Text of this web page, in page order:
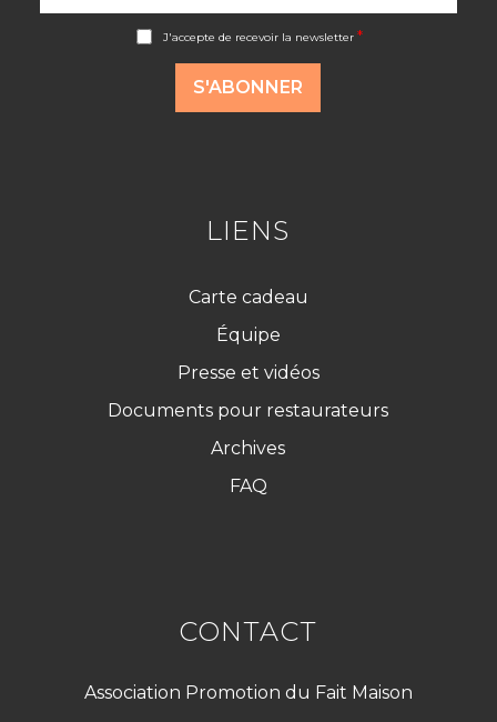
J'accepte de recevoir la newsletter*
S'ABONNER
LIENS
Carte cadeau
Équipe
Presse et vidéos
Documents pour restaurateurs
Archives
FAQ
CONTACT
Association Promotion du Fait Maison